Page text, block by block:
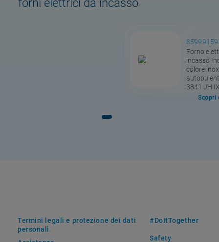
forni elettrici da incasso
Forno
incasso
colore
3841 JH
Scopri
Termini legali e protezione dei dati
personali
#DoItTogether
Safety